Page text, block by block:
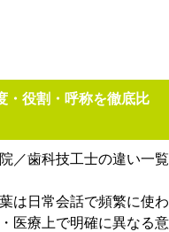
・役割・呼称を徹底比
／歯科技工士の違い一覧
は日常会話で頻繁に使わ
医療上で明確に異なる意